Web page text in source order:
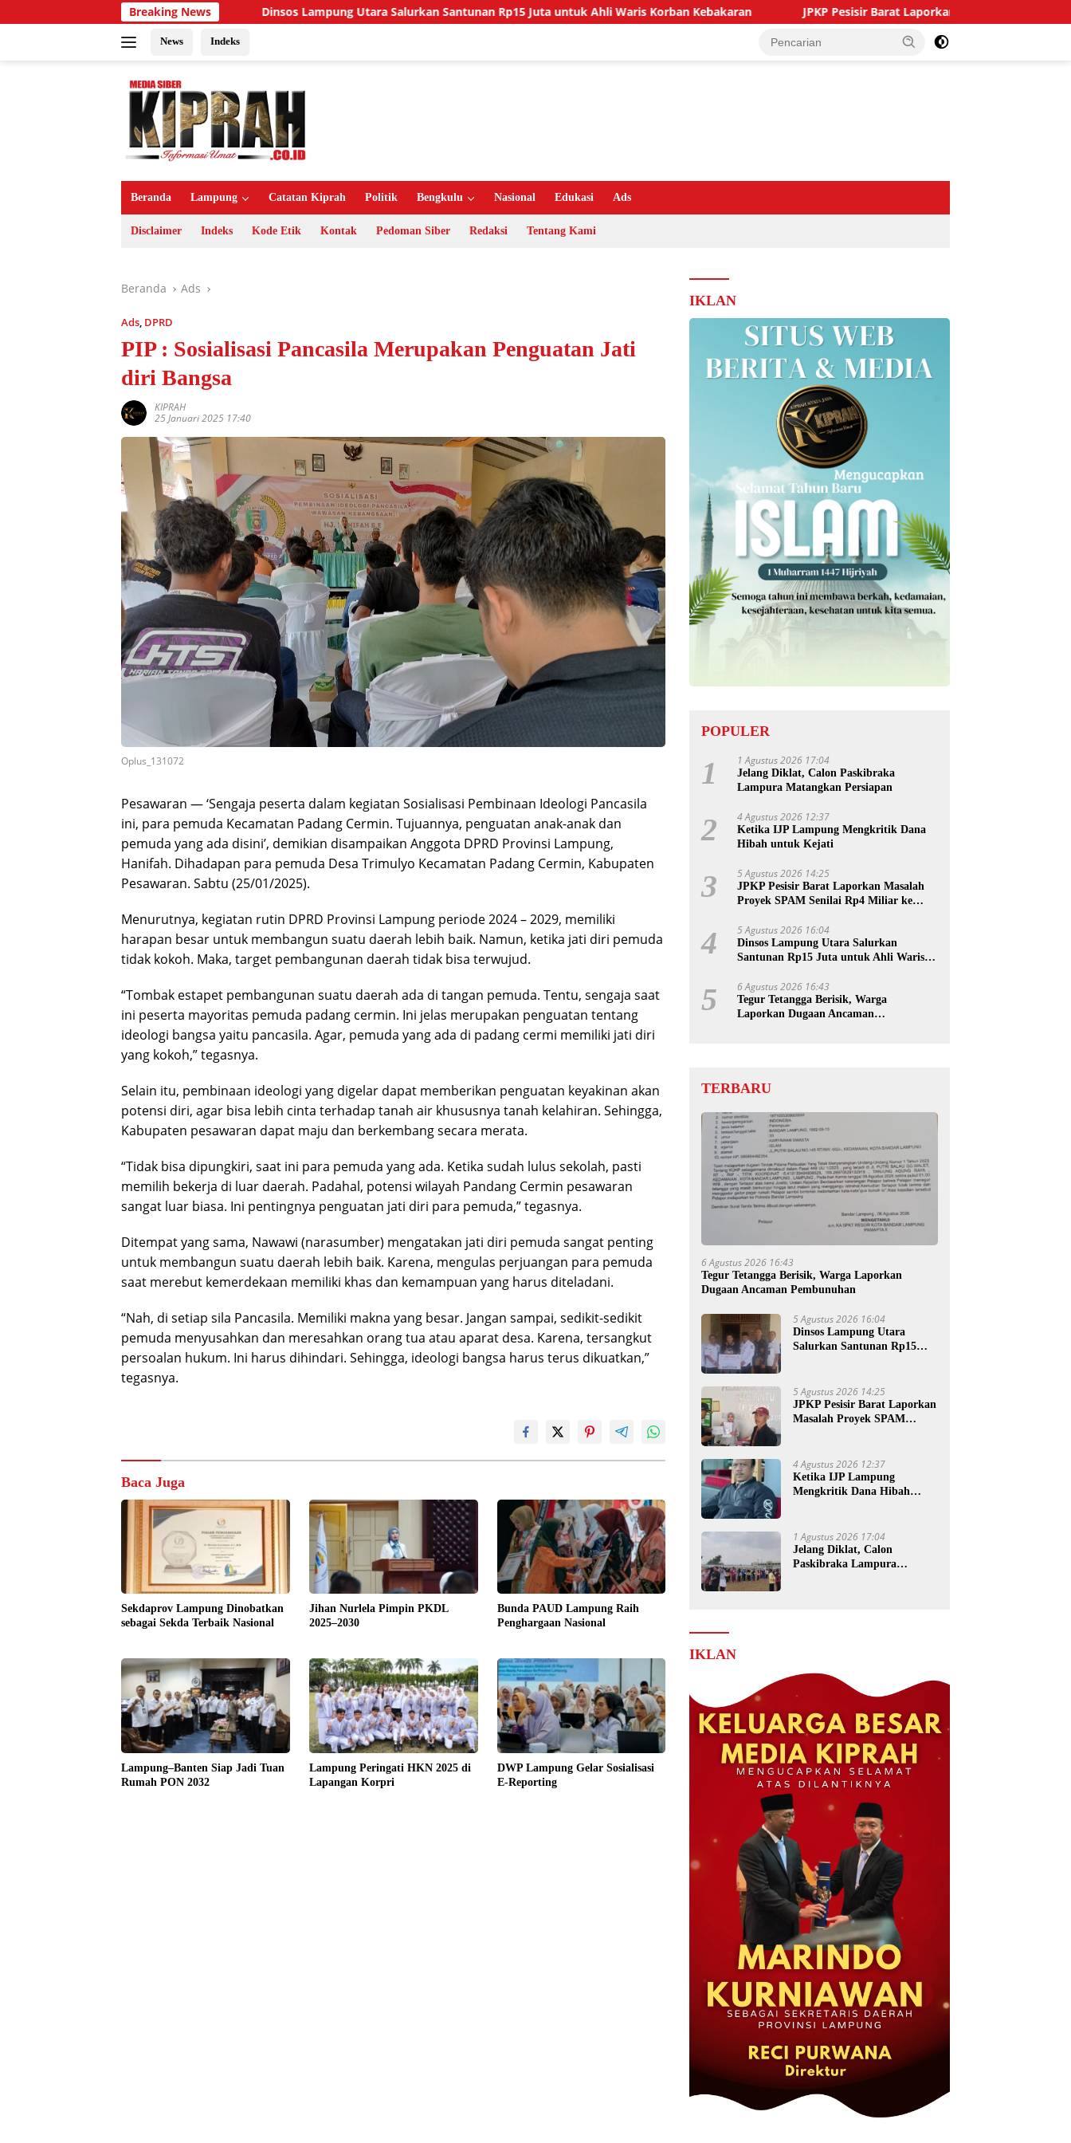
ke
Breaking News
Ancaman Pembunuhan Dinsos Lampung Utara Salurkan Santunan Rp15 Juta untuk Ahli Waris Korban Kebakaran JPKP Pesisir Barat Laporkan Masalah Proyek SPAM Senilai
News Indeks
Beranda Lampung Catatan Kiprah Politik Bengkulu Nasional Edukasi Ads
Disclaimer Indeks Kode Etik Kontak Pedoman Siber Redaksi Tentang Kami
Beranda Ads
Ads, DPRD
PIP : Sosialisasi Pancasila Merupakan Penguatan Jati
diri Bangsa
KIPRAH
25 Januari 2025 17:40
Oplus_131072
Pesawaran — ‘Sengaja peserta dalam kegiatan Sosialisasi Pembinaan Ideologi Pancasila
ini, para pemuda Kecamatan Padang Cermin. Tujuannya, penguatan anak-anak dan
pemuda yang ada disini’, demikian disampaikan Anggota DPRD Provinsi Lampung,
Hanifah. Dihadapan para pemuda Desa Trimulyo Kecamatan Padang Cermin, Kabupaten
Pesawaran. Sabtu (25/01/2025).
Menurutnya, kegiatan rutin DPRD Provinsi Lampung periode 2024 – 2029, memiliki
harapan besar untuk membangun suatu daerah lebih baik. Namun, ketika jati diri pemuda
tidak kokoh. Maka, target pembangunan daerah tidak bisa terwujud.
“Tombak estapet pembangunan suatu daerah ada di tangan pemuda. Tentu, sengaja saat
ini peserta mayoritas pemuda padang cermin. Ini jelas merupakan penguatan tentang
ideologi bangsa yaitu pancasila. Agar, pemuda yang ada di padang cermi memiliki jati diri
yang kokoh,” tegasnya.
Selain itu, pembinaan ideologi yang digelar dapat memberikan penguatan keyakinan akan
potensi diri, agar bisa lebih cinta terhadap tanah air khususnya tanah kelahiran. Sehingga,
Kabupaten pesawaran dapat maju dan berkembang secara merata.
“Tidak bisa dipungkiri, saat ini para pemuda yang ada. Ketika sudah lulus sekolah, pasti
memilih bekerja di luar daerah. Padahal, potensi wilayah Pandang Cermin pesawaran
sangat luar biasa. Ini pentingnya penguatan jati diri para pemuda,” tegasnya.
Ditempat yang sama, Nawawi (narasumber) mengatakan jati diri pemuda sangat penting
untuk membangun suatu daerah lebih baik. Karena, mengulas perjuangan para pemuda
saat merebut kemerdekaan memiliki khas dan kemampuan yang harus diteladani.
“Nah, di setiap sila Pancasila. Memiliki makna yang besar. Jangan sampai, sedikit-sedikit
pemuda menyusahkan dan meresahkan orang tua atau aparat desa. Karena, tersangkut
persoalan hukum. Ini harus dihindari. Sehingga, ideologi bangsa harus terus dikuatkan,”
tegasnya.
Baca Juga
Sekdaprov Lampung Dinobatkan
sebagai Sekda Terbaik Nasional
Jihan Nurlela Pimpin PKDL
2025–2030
Bunda PAUD Lampung Raih
Penghargaan Nasional
Lampung–Banten Siap Jadi Tuan
Rumah PON 2032
Lampung Peringati HKN 2025 di
Lapangan Korpri
DWP Lampung Gelar Sosialisasi
E-Reporting
IKLAN
POPULER
1 1 Agustus 2026 17:04
Jelang Diklat, Calon Paskibraka
Lampura Matangkan Persiapan
2 4 Agustus 2026 12:37
Ketika IJP Lampung Mengkritik Dana
Hibah untuk Kejati
3 5 Agustus 2026 14:25
JPKP Pesisir Barat Laporkan Masalah
Proyek SPAM Senilai Rp4 Miliar ke
4 5 Agustus 2026 16:04
Dinsos Lampung Utara Salurkan
Santunan Rp15 Juta untuk Ahli Waris
5 6 Agustus 2026 16:43
Tegur Tetangga Berisik, Warga
Laporkan Dugaan Ancaman
TERBARU
6 Agustus 2026 16:43
Tegur Tetangga Berisik, Warga Laporkan
Dugaan Ancaman Pembunuhan
5 Agustus 2026 16:04
Dinsos Lampung Utara
Salurkan Santunan Rp15
5 Agustus 2026 14:25
JPKP Pesisir Barat Laporkan
Masalah Proyek SPAM
4 Agustus 2026 12:37
Ketika IJP Lampung
Mengkritik Dana Hibah
1 Agustus 2026 17:04
Jelang Diklat, Calon
Paskibraka Lampura
IKLAN